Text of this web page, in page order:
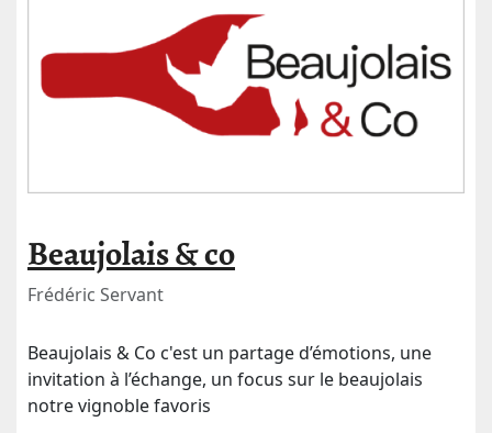
Beaujolais & co
Frédéric Servant
Beaujolais & Co c'est un partage d’émotions, une
invitation à l’échange, un focus sur le beaujolais
notre vignoble favoris